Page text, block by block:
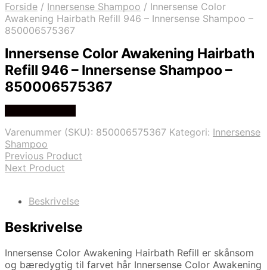
Forside / Innersense Shampoo / Innersense Color
Awakening Hairbath Refill 946 – Innersense Shampoo –
850006575367
Innersense Color Awakening Hairbath
Refill 946 – Innersense Shampoo –
850006575367
Varenummer (SKU): 850006575367 Kategori: Innersense
Shampoo
Previous Product
Next Product
Beskrivelse
Beskrivelse
Innersense Color Awakening Hairbath Refill er skånsom
og bæredygtig til farvet hår Innersense Color Awakening